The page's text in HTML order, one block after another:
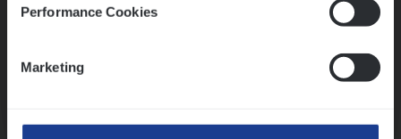
Performance Cookies
Marketing